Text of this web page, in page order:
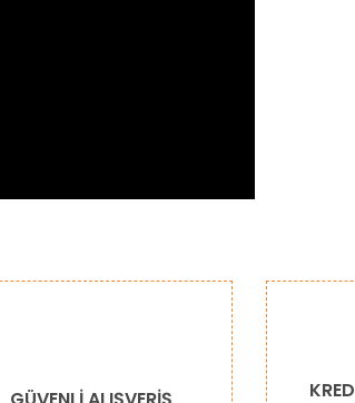
Bu ürüne ilk yorumu siz yapın!
Yorum Yaz